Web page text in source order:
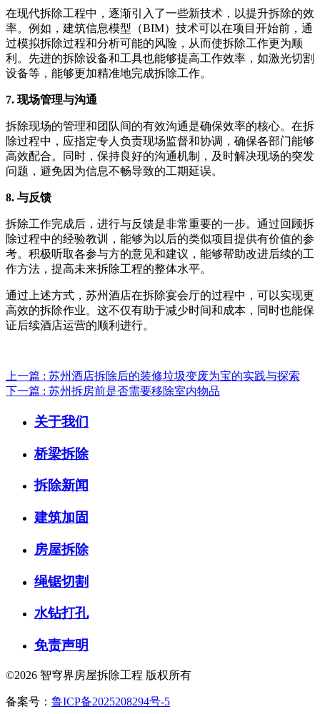
在现代拆除工程中，逐渐引入了一些新技术，以提升拆除的效
率。例如，建筑信息模型（BIM）技术可以在项目开始前，通
过模拟拆除过程和分析可能的风险，从而使拆除工作更为顺
利。先进的拆除设备和工具也能够提高工作效率，如激光切割
设备等，能够更加精准地完成拆除工作。
7. 现场管理与沟通
拆除现场的管理和团队间的有效沟通是确保效率的核心。在拆
除过程中，应指定专人负责现场监督和协调，确保各部门能够
高效配合。同时，保持良好的沟通机制，及时解决现场的突发
问题，避免因为信息不畅导致的工期延误。
8. 与反馈
拆除工作完成后，进行与反馈是非常重要的一步。通过回顾拆
除过程中的经验教训，能够为以后的类似项目提供有价值的参
考。积极听取各参与方的意见和建议，能够帮助改进后续的工
作方法，提高未来拆除工程的整体水平。
通过上述方式，苏州酒店在拆除宴会厅的过程中，可以实现更
高效的拆除作业。这不仅有助于减少时间和成本，同时也能保
证后续酒店运营的顺利进行。
上一篇 : 苏州酒店拆除后的装修垃圾变废为宝的实践与探索
下一篇 : 苏州拆房前是否需要移除室内物品
关于我们
桥梁拆除
拆除新闻
建筑加固
房屋拆除
绳锯切割
水钻打孔
免责声明
©2026 智穹界房屋拆除工程 版权所有
备案号： 鲁ICP备2025208294号-5